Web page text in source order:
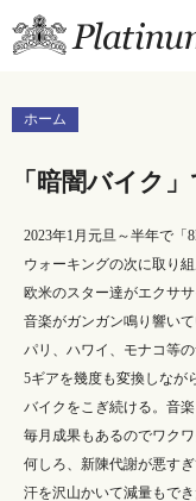
ホーム
「暗闇バイク
2023年1月元旦～半年で「
ウォーキングの次に取り
欧米のスター達がエクサ
音楽がガンガン鳴り響い
パリ、ハワイ、モナコ等
5ギアを幾度も変換しなが
バイクをこぎ続ける。音
毎月成果もあるのでワク
何しろ、新陳代謝が悪す
汗を沢山かいて減量もで